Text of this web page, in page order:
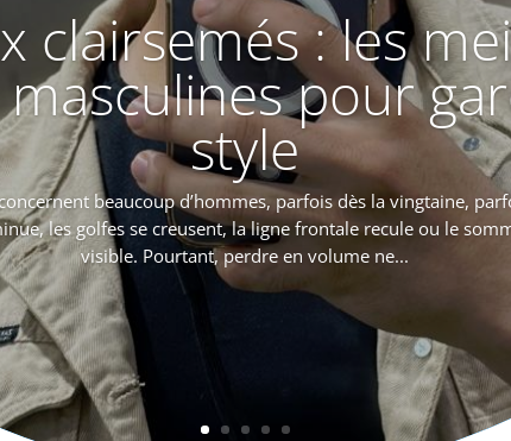
clairsemés : les
pour
style
beaucoup d’hommes, parfois dès la vingtaine,
les golfes se creusent, la ligne frontale recule ou le
visible. Pourtant, perdre en volume ne...